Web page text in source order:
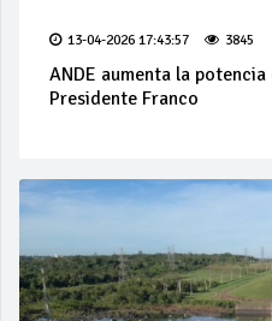
13-04-2026 17:43:57 3845
ANDE aumenta la
Presidente Franco